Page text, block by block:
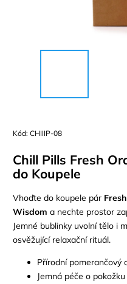
Kód: CHIIIP-08
Chill Pills Fresh
do Koupele
Vhoďte do koupele pár
Wisdom a nechte prostor
Jemné bublinky uvolní tělo i
osvěžující relaxační rituál.
Přírodní pomerančový
Jemná péče o